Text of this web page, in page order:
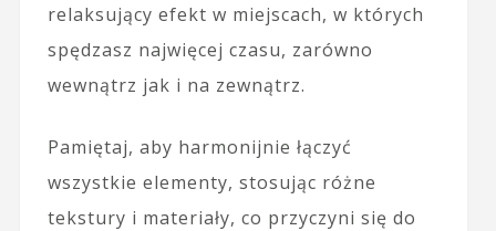
relaksujący efekt w miejscach, w których
spędzasz najwięcej czasu, zarówno
wewnątrz jak i na zewnątrz.
Pamiętaj, aby harmonijnie łączyć
wszystkie elementy, stosując różne
tekstury i materiały, co przyczyni się do